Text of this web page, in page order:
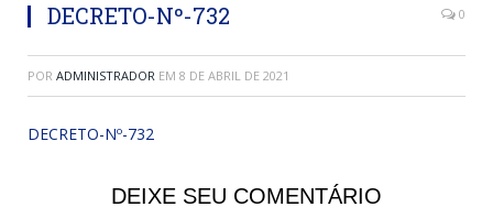
DECRETO-Nº-732 0
POR ADMINISTRADOR EM 8 DE ABRIL DE 2021
DECRETO-Nº-732
DEIXE SEU COMENTÁRIO